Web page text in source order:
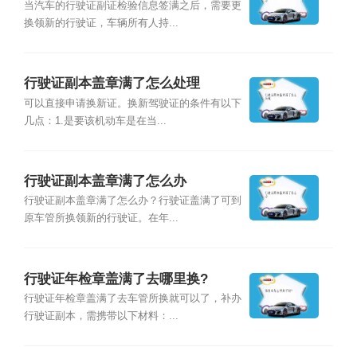
当汽车的行驶证副证检验信息签满之后，需要更
换领新的行驶证，车辆所有人持...
行驶证副本盖章满了怎么处理
可以直接申请换新证。换新驾驶证的条件有以下
几点：1.是要该机动车是在当...
行驶证副本盖章满了怎么办
行驶证副本盖章满了怎么办？行驶证盖满了可到
原车管所换领新的行驶证。在年...
行驶证年检章盖满了去哪里换?
行驶证年检章盖满了去车管所换就可以了，补办
行驶证副本，需携带以下材料：...